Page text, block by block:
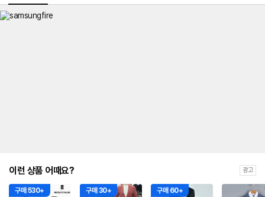
이런 상품 어때요? 광고
구매 530+ 구매 30+ 구매 60+